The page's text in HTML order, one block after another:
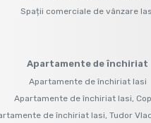
Spații comerciale de vânzare
Apartamente de închiriat
Apartamente de închiriat Iasi
Apartamente de închiriat Iasi,
de închiriat Iasi, Tudor